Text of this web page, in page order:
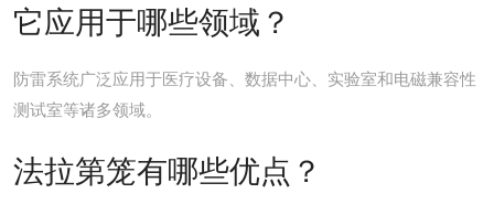
它应用于哪些领域？
防雷系统广泛应用于医疗设备、数据中心、实验室和电磁兼容性
测试室等诸多领域。
法拉第笼有哪些优点？